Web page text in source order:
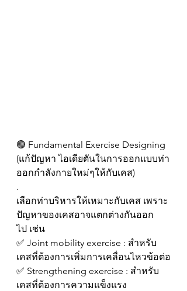
🟢 Fundamental Exercise Designing
(แก้ปัญหา ไอเดียตันในการออกแบบท่า
ออกกำลังกายใหม่ๆให้กับเคส)
.
เลือกท่าบริหารให้เหมาะกับเคส เพราะ
ปัญหาของเคสอาจแตกต่างกันออก
ไป เช่น
✅ Joint mobility exercise : สำหรับ
เคสที่ต้องการเพิ่มการเคลื่อนไหวข้อต่อ
✅ Strengthening exercise : สำหรับ
เคสที่ต้องการความแข็งแรง